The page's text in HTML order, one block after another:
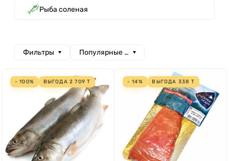
Рыба соленая
Фильтры Популярные сначала
- 100% ВЫГОДА 2 709 Т - 14% ВЫГОДА 338 Т